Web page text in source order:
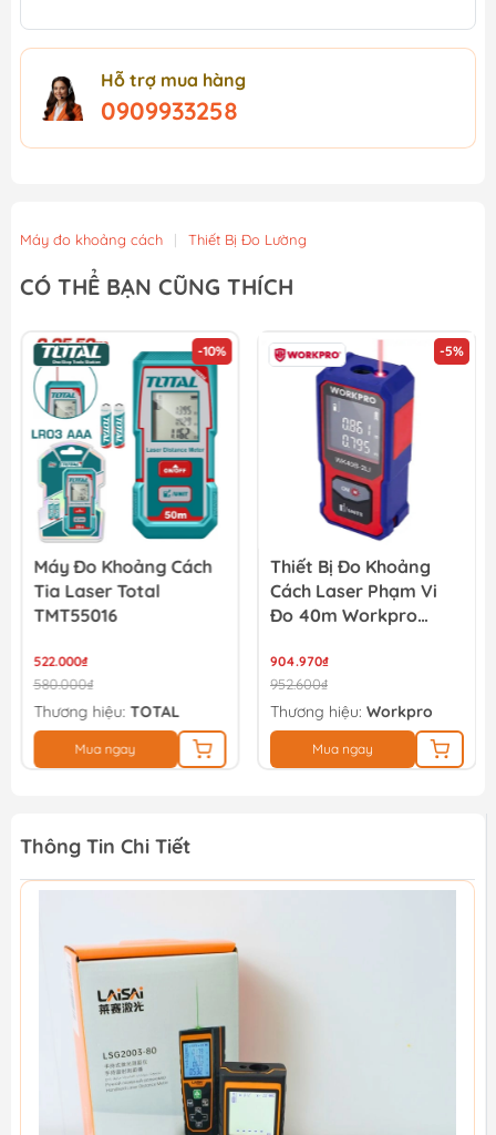
Hỗ trợ mua hàng
0909933258
Máy đo khoảng cách | Thiết Bị Đo Lường
CÓ THỂ BẠN CŨNG THÍCH
-10%
Máy Đo Khoảng Cách
Tia Laser Total
TMT55016
522.000₫
580.000₫
Thương hiệu: TOTAL
Mua ngay
-5%
Thiết Bị Đo Khoảng
Cách Laser Phạm Vi
Đo 40m Workpro
904.970₫
952.600₫
Thương hiệu: Workpro
Mua ngay
Thông Tin Chi Tiết